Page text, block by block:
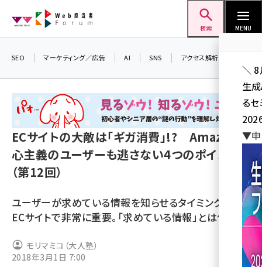
ン
検索 MENU
seo (3536)
ai (2818)
youtube (2444)
note (2320)
セミナー (2313)
z世代 (1629)
meo (1279)
SEO マーケティング／広告 AI SNS アクセス解析／データ分析
ECサイトの大敵は「ギガ消費」!? Amazon中
心主義のユーザーも逃さない4つのポイント
（第12回）
ユーザーが求めている情報を知らせるタイミングは、
ECサイトで非常に重要。「求めている情報」とは何か
モリマミコ（大人塾）
2018年3月1日 7:00
＼ 8
生
る
▼申